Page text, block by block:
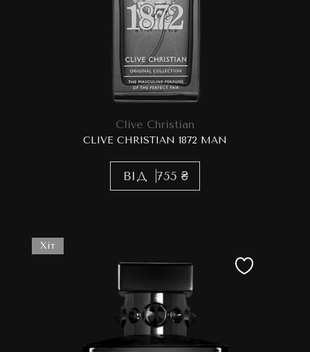
Clive Christian
CLIVE CHRISTIAN 1872 MAN
ВІД 755 ₴
Хіт